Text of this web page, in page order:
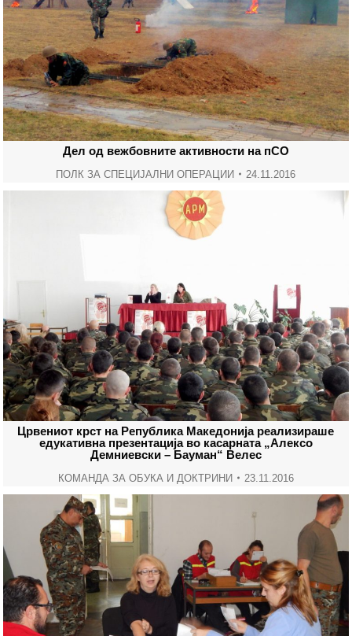
Дел од вежбовните активности на пСО
ПОЛК ЗА СПЕЦИЈАЛНИ ОПЕРАЦИИ 24.11.2016
Црвениот крст на Република Македонија реализираше
едукативна презентација во касарната „Алексо
Демниевски – Бауман“ Велес
КОМАНДА ЗА ОБУКА И ДОКТРИНИ 23.11.2016